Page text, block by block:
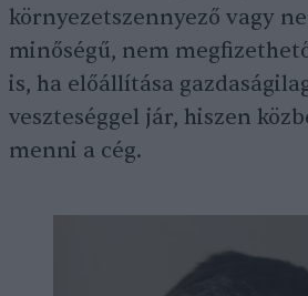
környezetszennyező vagy
minőségű, nem
is, ha előállítása
veszteséggel jár, hiszen
menni a cég.